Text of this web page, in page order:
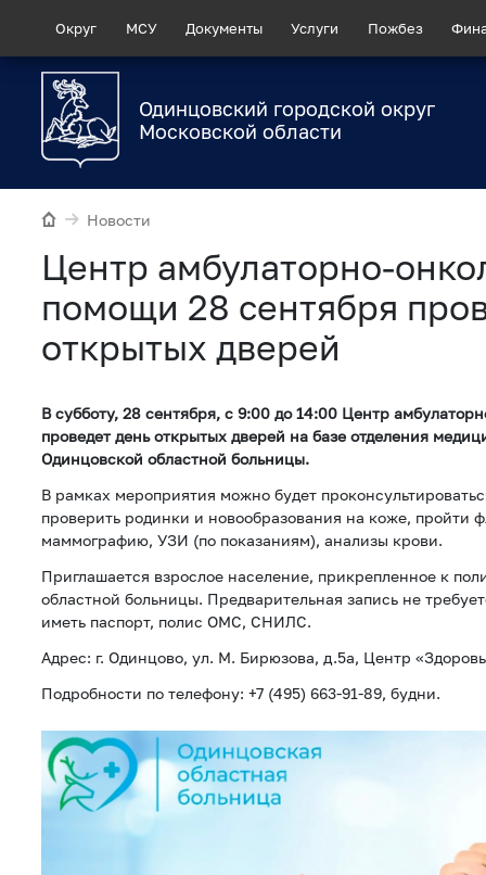
Округ МСУ Документы Услуги Пожбез
Одинцовский городской округ
Московской области
Новости
Центр амбулаторно-
помощи 28 сентября
открытых дверей
В субботу, 28 сентября, с 9:00 до 14:00 Центр
проведет день открытых дверей на базе отделения
Одинцовской областной больницы.
В рамках мероприятия можно будет
проверить родинки и новообразования на коже, пройти
маммографию, УЗИ (по показаниям), анализы крови.
Приглашается взрослое население, прикрепленное к
областной больницы. Предварительная запись не
иметь паспорт, полис ОМС, СНИЛС.
Адрес: г. Одинцово, ул. М. Бирюзова, д.5а, Центр
Подробности по телефону: +7 (495) 663-91-89, будни.